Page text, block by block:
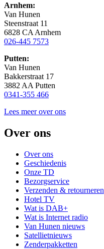
Arnhem:
Van Hunen
Steenstraat 11
6828 CA Arnhem
026-445 7573
Putten:
Van Hunen
Bakkerstraat 17
3882 AA Putten
0341-355 466
Lees meer over ons
Over ons
Over ons
Geschiedenis
Onze TD
Bezorgservice
Verzenden & retourneren
Hotel TV
Wat is DAB+
Wat is Internet radio
Van Hunen nieuws
Satellietnieuws
Zenderpakketten